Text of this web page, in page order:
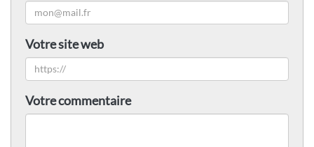
Votre site web
Votre commentaire